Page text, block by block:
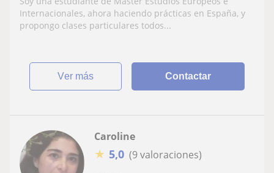
Internacionales, ahora haciendo prácticas en España, y
propongo clases particulares todos...
ver más Contactar
Caroline
★ 5,0 (9 valoraciones)